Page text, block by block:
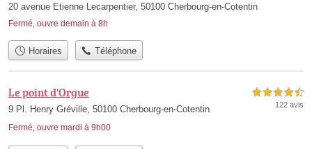
20 avenue Etienne Lecarpentier, 50100 Cherbourg-en-Cotentin
Fermé, ouvre demain à 8h
Horaires Téléphone
Le point d'Orgue
9 Pl. Henry Gréville, 50100 Cherbourg-en-Cotentin
Fermé, ouvre mardi à 9h00
4,5 étoiles sur 5
122 avis